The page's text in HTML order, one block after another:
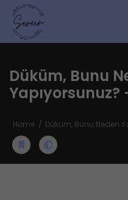
Düküm, Bunu
Yapıyorsunuz?
Home Düküm, Bunu Neden